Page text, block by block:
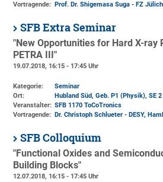
Vortragende:
Prof. Dr. Shigemasa Suga - FZ
SFB Extra Seminar
"New Opportunities for Hard X-ray
PETRA III"
19.07.2018, 16:15 - 17:45 Uhr
Kategorie:
Seminar
Ort:
Hubland Süd, Geb. P1 (Physik), SE 2
Veranstalter: SFB 1170 ToCoTronics
Vortragende: Dr. Christoph Schlueter - DESY,
SFB Colloquium
"Functional Oxides and
Building Blocks"
12.07.2018, 16:15 - 17:45 Uhr